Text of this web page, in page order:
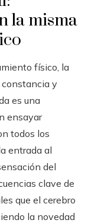
la misma
físico, la
y
es una
ensayar
todos los
entrada al
del
clave de
que el cerebro
la novedad